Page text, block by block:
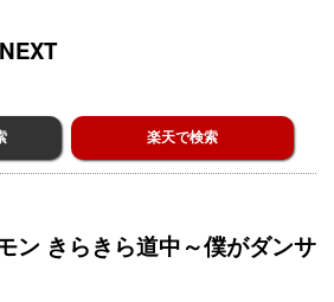
楽天で検索
ン きらきら道中～僕がダンサ